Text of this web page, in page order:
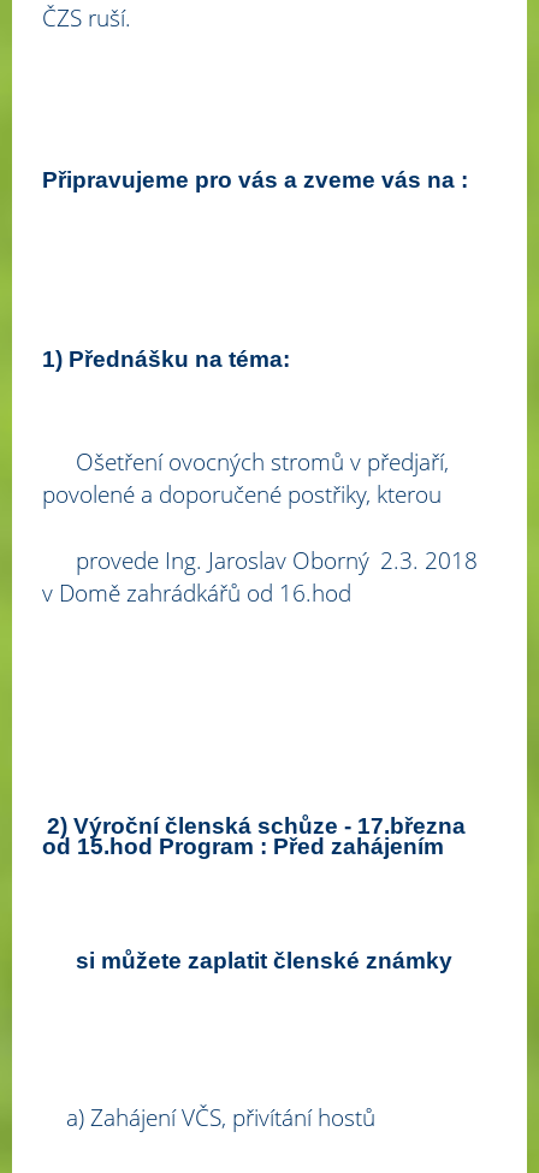
ČZS ruší.
Připravujeme pro vás a zveme vás na :
1) Přednášku na téma:
Ošetření ovocných stromů v předjaří,
povolené a doporučené postřiky, kterou
provede Ing. Jaroslav Oborný 2.3. 2018
v Domě zahrádkářů od 16.hod
2) Výroční členská schůze - 17.března
od 15.hod Program : Před zahájením
si můžete zaplatit členské známky
a) Zahájení VČS, přivítání hostů